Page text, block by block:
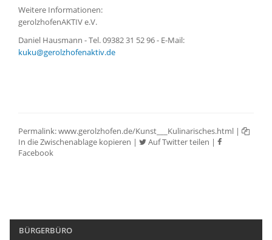
Weitere Informationen:
gerolzhofenAKTIV e.V.
Daniel Hausmann - Tel. 09382 31 52 96 - E-Mail:
kuku@gerolzhofenaktiv.de
Permalink:www.gerolzhofen.de/Kunst___Kulinarisches.html |
In die Zwischenablage kopieren | Auf Twitter teilen |
Facebook
BÜRGERBÜRO